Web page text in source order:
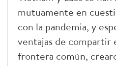
mutuamente en
con la pandemia, y
ventajas de compartir
frontera común,